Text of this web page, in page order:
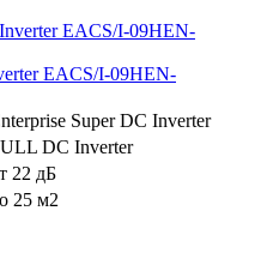
EACS/I-09HEN-
Super DC Inverter
DC Inverter
22 дБ
25 м2